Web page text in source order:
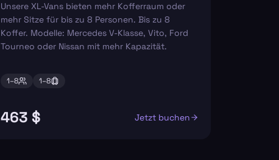
Unsere XL-Vans bieten mehr Kofferraum oder
mehr Sitze für bis zu 8 Personen. Bis zu 8
Koffer. Modelle: Mercedes V-Klasse, Vito, Ford
Tourneo oder Nissan mit mehr Kapazität.
1–8 1–8
463 $ Jetzt buchen